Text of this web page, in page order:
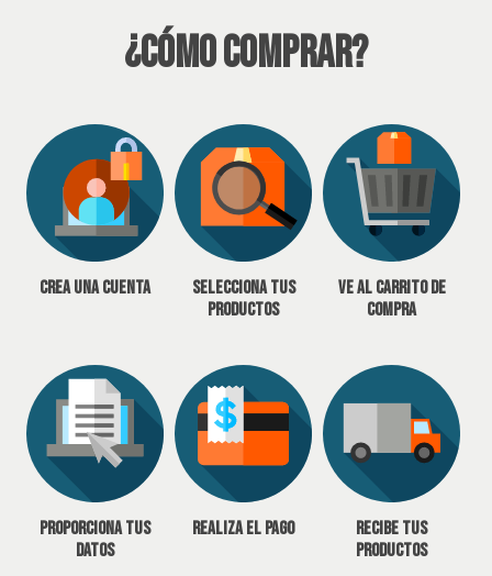
¿Cómo Comprar?
Crea una cuenta
Selecciona tus
productos
Ve al carrito de
compra
Proporciona tus
datos
Realiza el pago
Recibe tus
productos